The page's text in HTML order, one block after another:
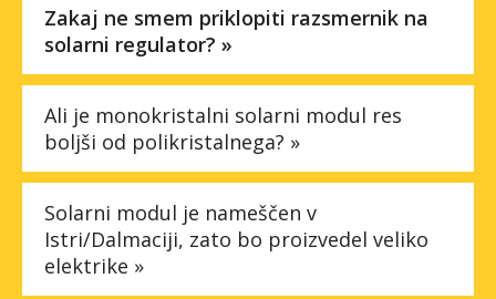
Spletna trgovina »
Zakaj ne smem priklopiti razsmernik na
solarni regulator? »
Ali je monokristalni solarni modul res
boljši od polikristalnega? »
Solarni modul je nameščen v
Istri/Dalmaciji, zato bo proizvedel veliko
elektrike »